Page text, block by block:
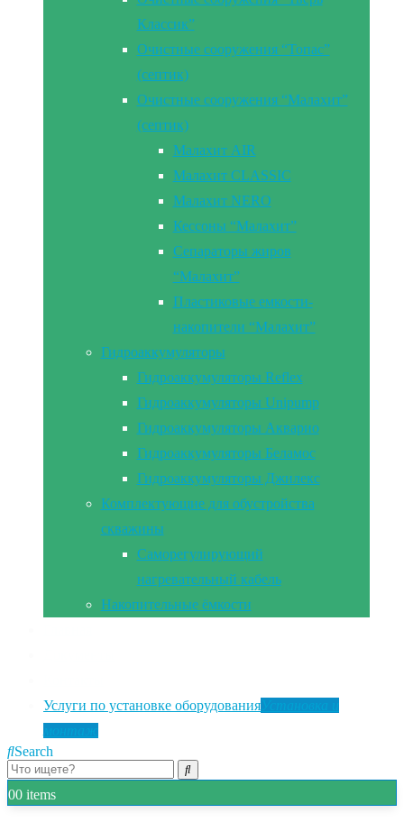
Классик”
Очистные сооружения “Топас”
(септик)
Очистные сооружения “Малахит”
(септик)
Малахит AIR
Малахит CLASSIC
Малахит NERO
Кессоны “Малахит”
Сепараторы жиров
“Малахит”
Пластиковые емкости-
накопители “Малахит”
Гидроаккумуляторы
Гидроаккумуляторы Reflex
Гидроаккумуляторы Unipump
Гидроаккумуляторы Акварио
Гидроаккумуляторы Беламос
Гидроаккумуляторы Джилекс
Комплектующие для обустройства
скважины
Саморегулирующий
нагревательный кабель
Накопительные ёмкости
Услуги по установке оборудования
Search
00 items